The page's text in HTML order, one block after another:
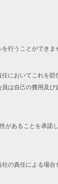
行うことができま
においてこれを賠
は自己の費用及び
あることを承諾し
の責任による場合